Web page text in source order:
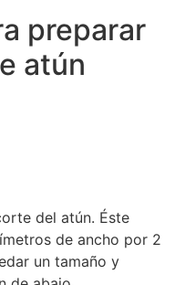
preparar
atún
del atún. Éste
de ancho por 2
un tamaño y